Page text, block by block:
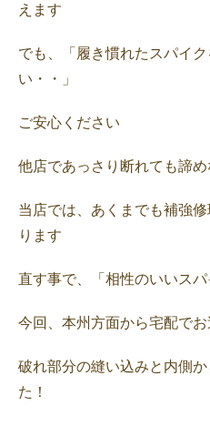
えます
でも、「履き慣れたスパイ
い・・」
ご安心ください
他店であっさり断れても諦
当店では、あくまでも補強
ります
直す事で、「相性のいいスパ
今回、本州方面から宅配で
破れ部分の縫い込みと内側
た！